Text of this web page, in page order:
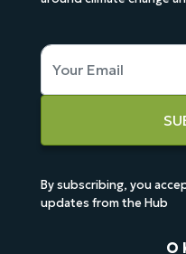
By subscribing, you
updates from the Hub
Ο